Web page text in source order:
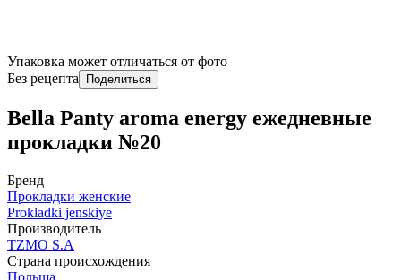
Упаковка может отличаться от фото
Без рецепта
Поделиться
Bella Panty aroma energy ежедневные
прокладки №20
Бренд
Прокладки женские
Prokladki jenskiye
Производитель
TZMO S.A
Страна происхождения
Польша